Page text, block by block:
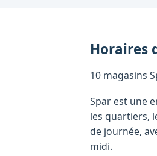
Horaires
10 magasins
Spar est une
les quartiers,
de journée,
midi.